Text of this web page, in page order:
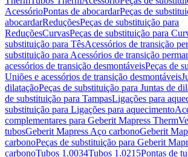
AcessórioPontas de abocardarPeças de
abocardarReduçõesPeças de substituição para
ReduçõesCurvasPeças de substituição para
substituição para TêsAcessórios de transição
substituição para Acessórios de transição
acessórios de transição desmontáveisPeças de
Uniões e acessórios de transição desmontáveis
dilataçãoPeças de substituição para Juntas de
de substituição para TampasLigações para
substituição para Ligações para aquecimento
complementares para Geberit Mapress Therm
tubosGeberit Mapress Aço carbonoGeberit
carbonoPeças de substituição para Geberit
carbonoTubos 1.0034Tubos 1.0215Pontas de